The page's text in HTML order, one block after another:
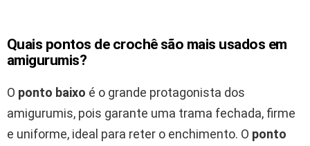
Quais pontos de crochê são mais usados em
amigurumis?
O ponto baixo é o grande protagonista dos
amigurumis, pois garante uma trama fechada, firme
e uniforme, ideal para reter o enchimento. O ponto